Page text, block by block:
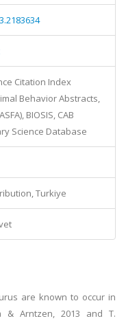
Citation Index
Behavior Abstracts,
BIOSIS, CAB
Science Database
Turkiye
are known to occur in
& Arntzen, 2013 and T.